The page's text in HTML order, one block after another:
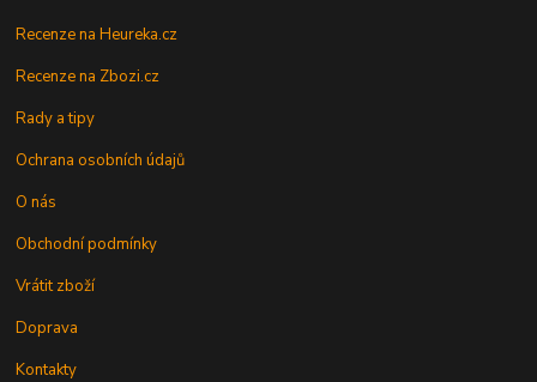
Recenze na Heureka.cz
Recenze na Zbozi.cz
Rady a tipy
Ochrana osobních údajů
O nás
Obchodní podmínky
Vrátit zboží
Doprava
Kontakty